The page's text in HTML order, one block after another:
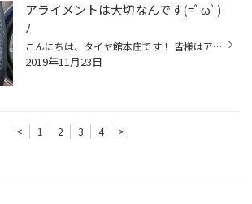
アライメントは大切なんです(=ﾟωﾟ)
ﾉ
こんにちは、タイヤ館本庄です！ 皆様はアライメントやっていますか、存在を知っていますか？ 簡単に言うと、車とタイヤホイールの足回りの角度なんですが 車に乗っているだけで少しずつ角度がズレてきてしまいます。 ズレたまま走行していると、ハンドルがぐらぐらしたり 車が曲がって走ってしまう...
2019年11月23日
< 1 2 3 4 >